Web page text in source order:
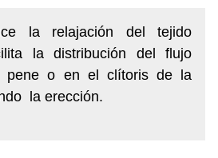
la relajación del tejido
la distribución del flujo
pene o en el clítoris de la
la erección.